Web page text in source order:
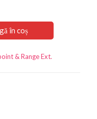
188,23 lei.
în coș
& Range Ext.